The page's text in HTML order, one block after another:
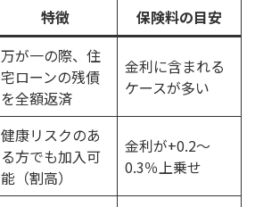
特徴 保険料の目安
万が一の際、住
宅ローンの残債
を全額返済
金利に含まれる
ケースが多い
健康リスクのあ
る方でも加入可
能（割高）
金利が+0.2～
0.3％上乗せ